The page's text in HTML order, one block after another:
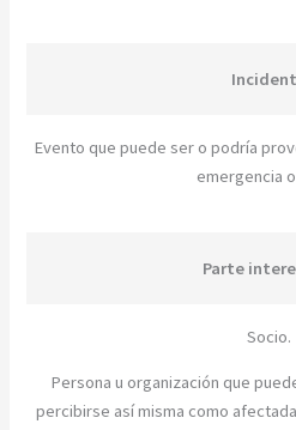
Evento que puede ser o podría
emergencia
Parte
Socio.
Persona u organización que
percibirse así misma como